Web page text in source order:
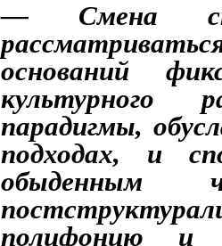
— Смена
оснований
культурного
парадигмы,
подходах, и
обыденным
полифонию и